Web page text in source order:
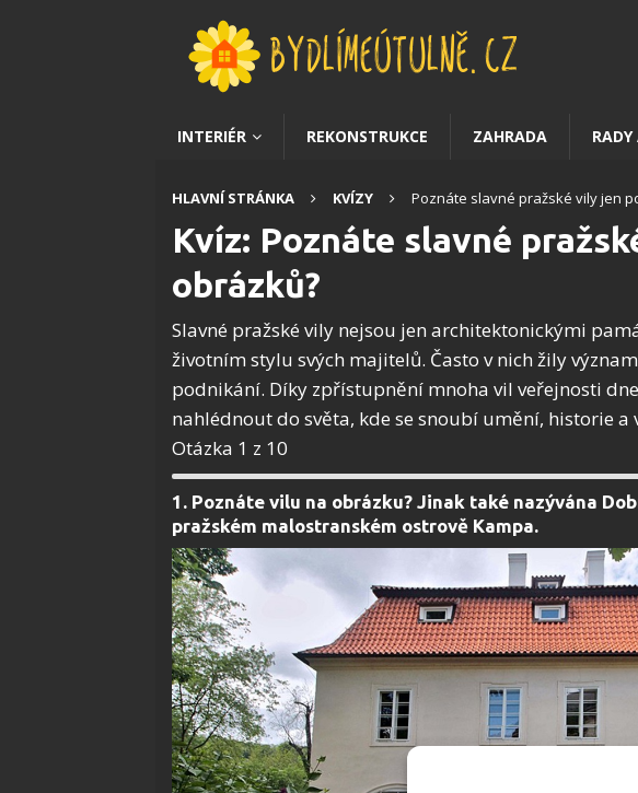
INTERIÉR REKONSTRUKCE ZAHRADA
HLAVNÍ STRÁNKA KVÍZY Poznáte slavné pražské vily jen
Kvíz: Poznáte slavné
obrázků?
Slavné pražské vily nejsou jen architektonickými
životním stylu svých majitelů. Často v nich žily
podnikání. Díky zpřístupnění mnoha vil veřejnosti
nahlédnout do světa, kde se snoubí umění, historie
Otázka 1 z 10
1. Poznáte vilu na obrázku? Jinak také nazývána
pražském malostranském ostrově Kampa.